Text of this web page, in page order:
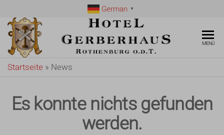
German ▼
Hotel
ob der
Tauber
Gerberhaus
MENÜ
Startseite » News
Es konnte nichts gefunden
werden.